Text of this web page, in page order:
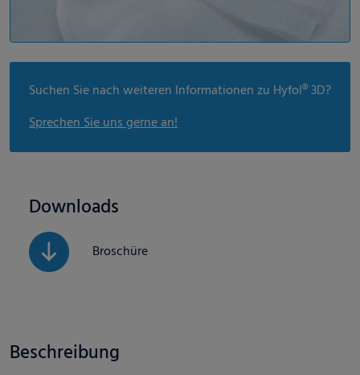
Suchen Sie nach weiteren Informationen zu Hyfol® 3D?
Sprechen Sie uns gerne an!
Downloads
Broschüre
Beschreibung